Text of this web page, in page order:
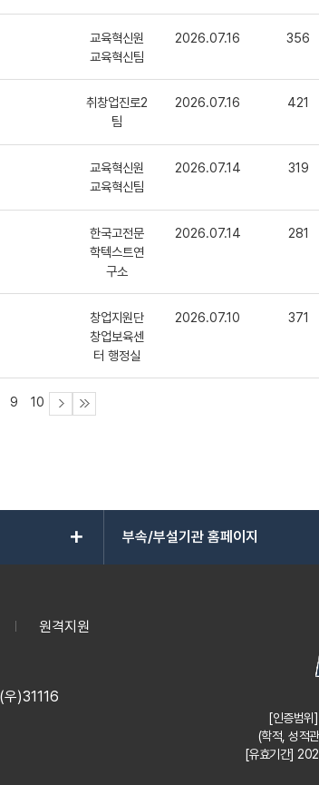
교육혁신원
교육혁신팀
2026.07.16 356
취창업진로2
팀
2026.07.16 421
교육혁신원
교육혁신팀
2026.07.14 319
한국고전문
학텍스트연
구소
2026.07.14 281
창업지원단
창업보육센
터 행정실
2026.07.10 371
9 10
add 부속/부설기관 홈페이지
원격지원
우)31116
[인증범위
(학적, 성적
[유효기간]